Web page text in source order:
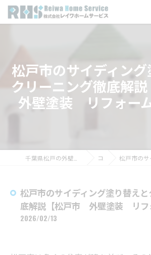
松戸市のサイディン
クリーニング徹底解
外壁塗装 リフォー
コラム 松戸市のサイディング塗り替
松戸市のサイディング塗り替え
底解説【松戸市 外壁塗装 リフ
2026/02/13